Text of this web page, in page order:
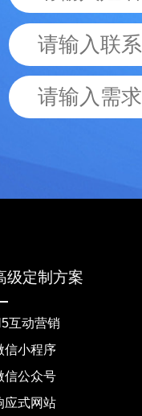
级定制方案
互动营销
信小程序
信公众号
应式网站